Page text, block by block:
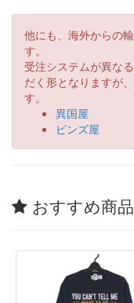
他にも、海外からの
す。
受注システムが異な
だく形となりますが
す。
異国屋
ピンズ屋
おすすめ商品